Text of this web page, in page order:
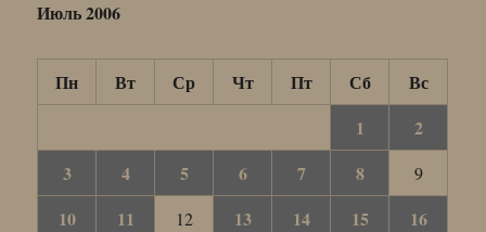
Июль 2006
Пн Вт Ср Чт Пт Сб
Вс
1
2
3
4 5 6 7 8 9
10 11 12 13 14 15
16